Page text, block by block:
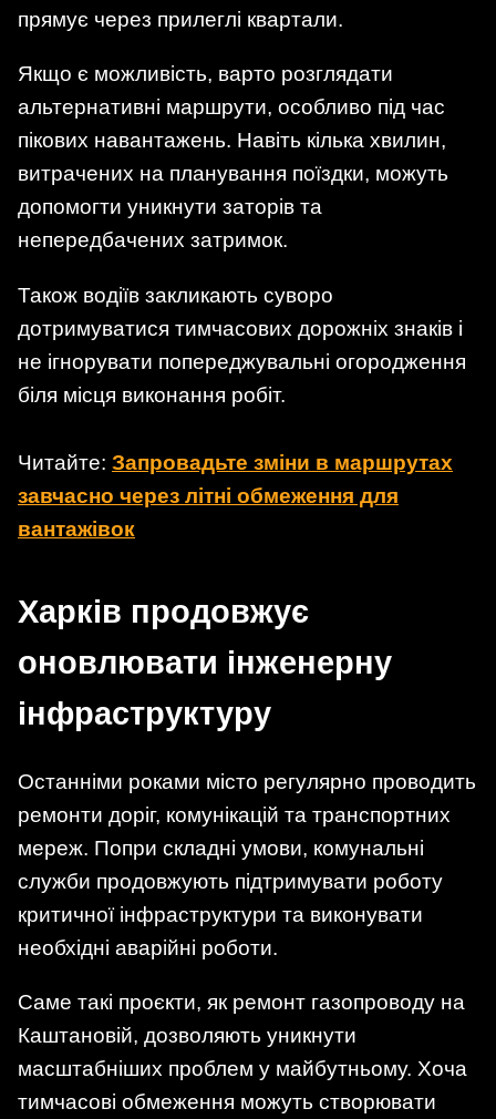
прямує через прилеглі квартали.
Якщо є можливість, варто розглядати
альтернативні маршрути, особливо під час
пікових навантажень. Навіть кілька хвилин,
витрачених на планування поїздки, можуть
допомогти уникнути заторів та
непередбачених затримок.
Також водіїв закликають суворо
дотримуватися тимчасових дорожніх знаків і
не ігнорувати попереджувальні огородження
біля місця виконання робіт.
Читайте: Запровадьте зміни в маршрутах
завчасно через літні обмеження для
вантажівок
Харків продовжує
оновлювати інженерну
інфраструктуру
Останніми роками місто регулярно проводить
ремонти доріг, комунікацій та транспортних
мереж. Попри складні умови, комунальні
служби продовжують підтримувати роботу
критичної інфраструктури та виконувати
необхідні аварійні роботи.
Саме такі проєкти, як ремонт газопроводу на
Каштановій, дозволяють уникнути
масштабніших проблем у майбутньому. Хоча
тимчасові обмеження можуть створювати